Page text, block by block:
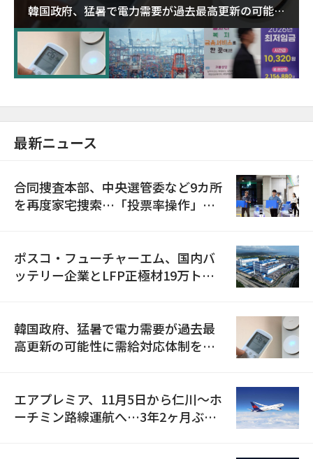
韓国政府、猛暑で電力需要が過去最高更新の可能性
に需給対応体制を点検
最新ニュース
合同捜査本部、中央選管委など9カ所
を再度家宅捜索…「投票率操作」の
ポスコ・フューチャーエム、国内バ
ッテリー企業とLFP正極材19万トン
韓国政府、猛暑で電力需要が過去最
高更新の可能性に需給対応体制を点
エアプレミア、11月5日から仁川〜ホ
ーチミン路線運航へ…3年2ヶ月ぶり